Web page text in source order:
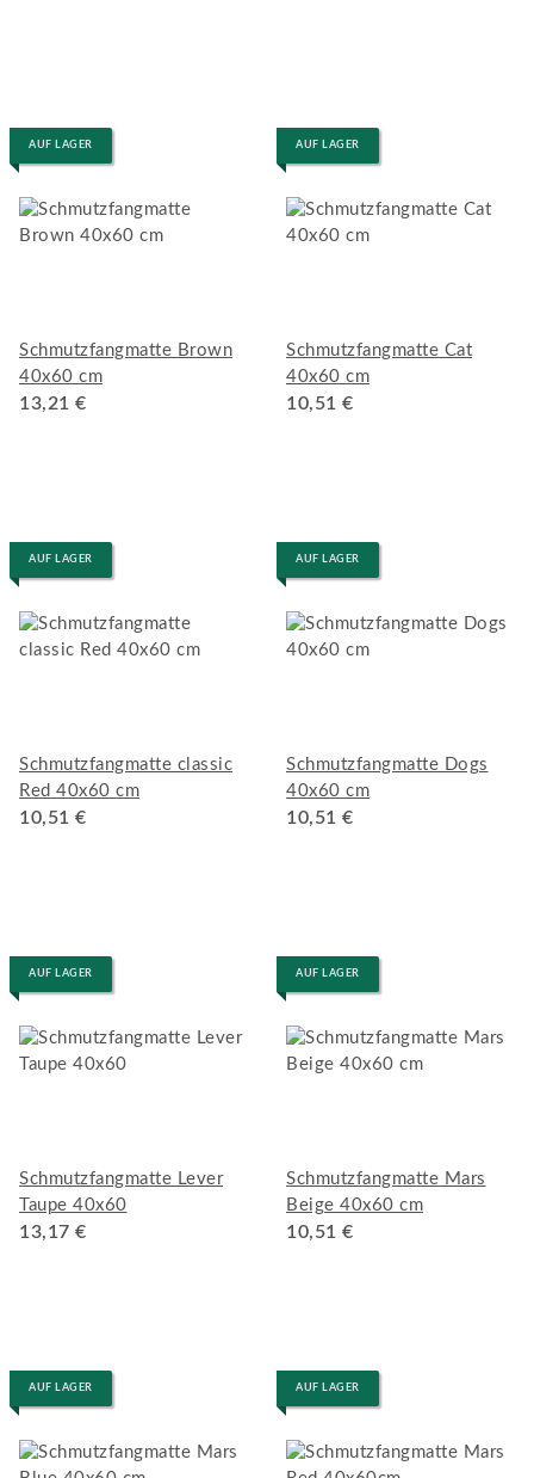
AUF LAGER
Schmutzfangmatte Brown
40x60 cm
13,21 €
AUF LAGER
Schmutzfangmatte Cat
40x60 cm
10,51 €
AUF LAGER
Schmutzfangmatte classic
Red 40x60 cm
10,51 €
AUF LAGER
Schmutzfangmatte Dogs
40x60 cm
10,51 €
AUF LAGER
Schmutzfangmatte Lever
Taupe 40x60
13,17 €
AUF LAGER
Schmutzfangmatte Mars
Beige 40x60 cm
10,51 €
AUF LAGER AUF LAGER